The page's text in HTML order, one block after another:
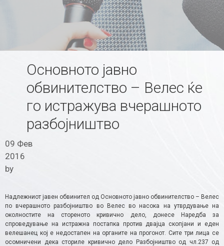
Основното јавно
обвинителство – Велес ќе
го истражува вчерашното
разбојништво
09 Фев
2016
by
Надлежниот јавен обвинител од Основното јавно обвинителство – Велес
по вчерашното разбојништво во Велес во насока на утврдување на
околностите на стореното кривично дело, донесе Наредба за
спроведување на истражна постапка против двајца скопјани и еден
велешанец кој е недостапен на органите на прогонот. Сите три лица се
осомничени дека сториле кривично дело Разбојништво од чл.237 од